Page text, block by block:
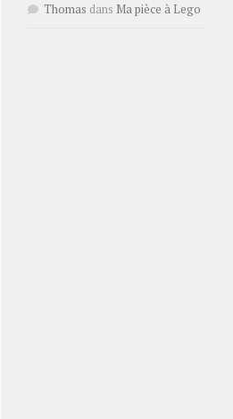
Thomas dans Ma pièce à Lego